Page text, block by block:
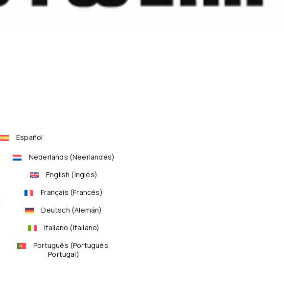
Español
Nederlands (Neerlandés)
English (Inglés)
Français (Francés)
Deutsch (Alemán)
Italiano (Italiano)
Português (Portugués,
Portugal)